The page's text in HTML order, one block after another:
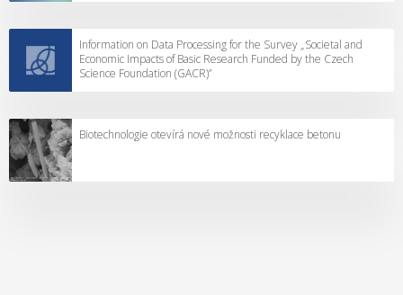
Information on Data Processing for the Survey „Societal and
Economic Impacts of Basic Research Funded by the Czech
Science Foundation (GACR)”
Biotechnologie otevírá nové možnosti recyklace betonu